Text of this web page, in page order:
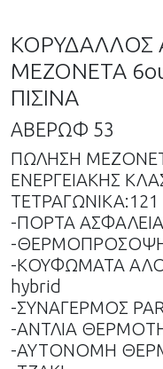
ΚΟΡΥΔΑΛΛΟΣ
ΜΕΖΟΝΕΤΑ
ΠΙΣΙΝΑ
ΑΒΕΡΩΦ 53
ΠΩΛΗΣΗ
ΕΝΕΡΓΕΙΑΚΗΣ
ΤΕΤΡΑΓΩΝΙΚΑ:121
-ΠΟΡΤΑ
-ΘΕΡΜΟΠΡΟΣΟΨΗ
-ΚΟΥΦΩΜΑΤΑ
hybrid
-ΣΥΝΑΓΕΡΜΟΣ
-ΑΝΤΛΙΑ
-ΑΥΤΟΝΟΜΗ